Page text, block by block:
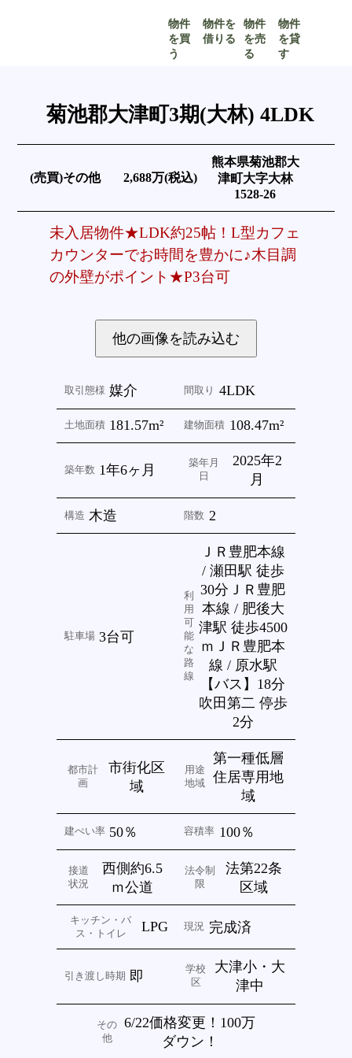
物件
を買
う
物件を
借りる
物件
を売
る
物件
を貸
す
菊池郡大津町3期(大林) 4LDK
(売買)その他 2,688万(税込)
熊本県菊池郡大
津町大字大林
1528-26
未入居物件★LDK約25帖！L型カフェ
カウンターでお時間を豊かに♪木目調
の外壁がポイント★P3台可
他の画像を読み込む
取引態様 媒介 間取り 4LDK
土地面積 181.57m² 建物面積 108.47m²
築年数 1年6ヶ月
築年月
日
2025年2
月
構造 木造 階数 2
駐車場 3台可
利
用
可
能
な
路
線
ＪＲ豊肥本線
/ 瀬田駅 徒歩
30分ＪＲ豊肥
本線 / 肥後大
津駅 徒歩4500
ｍＪＲ豊肥本
線 / 原水駅
【バス】18分
吹田第二 停歩
2分
都市計
画
市街化区
域
用途
地域
第一種低層
住居専用地
域
建ぺい率 50％ 容積率 100％
接道
状況
西側約6.5
ｍ公道
法令制
限
法第22条
区域
キッチン・バ
ス・トイレ
LPG 現況 完成済
引き渡し時期 即
学校
区
大津小・大
津中
その
他
6/22価格変更！100万
ダウン！